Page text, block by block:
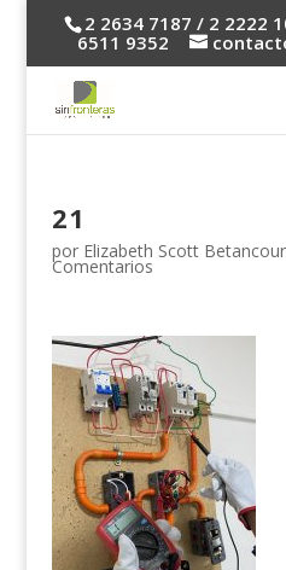
2 2634 7187 / 2 2222
6511 9352
21
por Elizabeth Scott
Comentarios